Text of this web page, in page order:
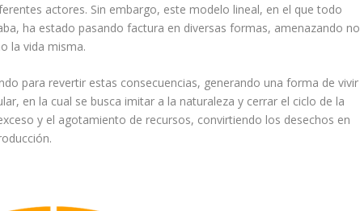
actores. Sin embargo, este modelo lineal, en el que todo
ha estado pasando factura en diversas formas, amenazando no
la vida misma.
para revertir estas consecuencias, generando una forma de vivir
en la cual se busca imitar a la naturaleza y cerrar el ciclo de la
y el agotamiento de recursos, convirtiendo los desechos en